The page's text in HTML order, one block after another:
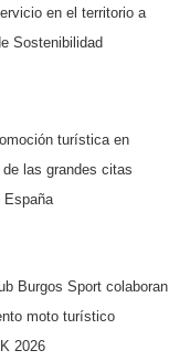
en el territorio a
Sostenibilidad
turística en
las grandes citas
España
Burgos Sport colaboran
moto turístico
2026